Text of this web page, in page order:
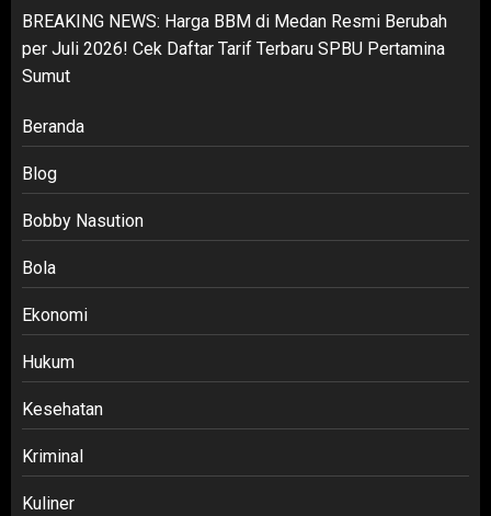
BREAKING NEWS: Harga BBM di Medan Resmi Berubah
per Juli 2026! Cek Daftar Tarif Terbaru SPBU Pertamina
Sumut
Beranda
Blog
Bobby Nasution
Bola
Ekonomi
Hukum
Kesehatan
Kriminal
Kuliner